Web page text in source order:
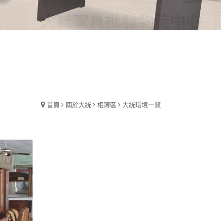
首頁 關於大統 相簿區 大統環境一覽